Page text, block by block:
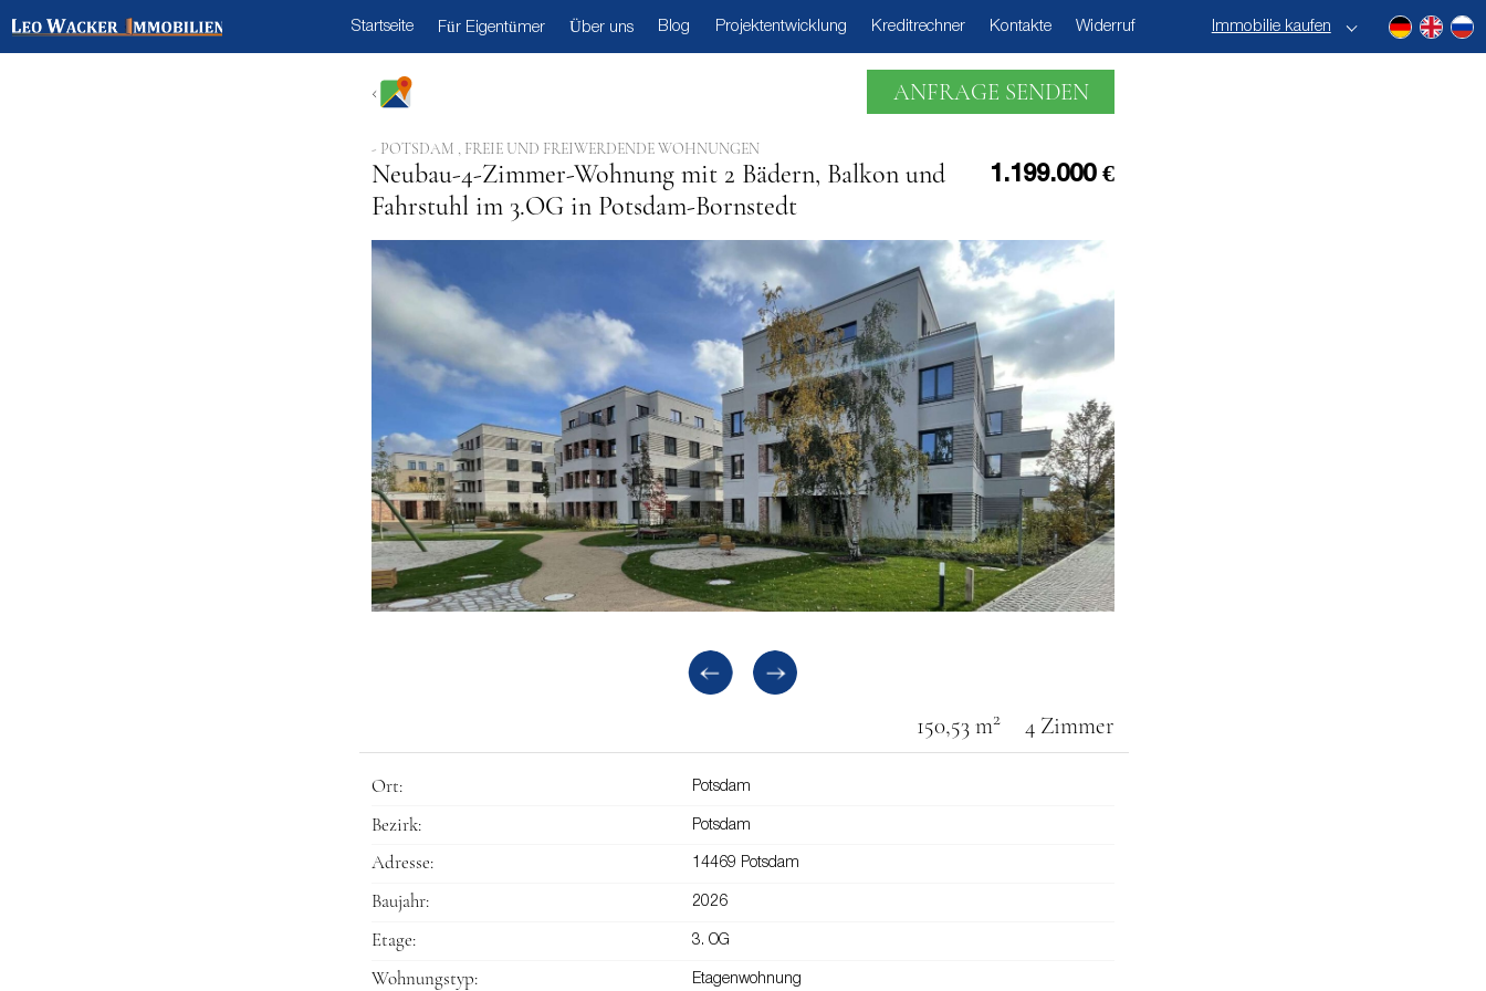
Startseite Für Eigentümer Über uns Blog Projektentwicklung Kreditrechner Kontakte Widerruf Immobilie kaufen
ANFRAGE SENDEN
- POTSDAM , FREIE UND FREIWERDENDE WOHNUNGEN
Neubau-4-Zimmer-Wohnung mit 2 Bädern, Balkon und
Fahrstuhl im 3.OG in Potsdam-Bornstedt
1.199.000 €
150,53 m2 4 Zimmer
Ort: Potsdam
Bezirk: Potsdam
Adresse: 14469 Potsdam
Baujahr: 2026
Etage: 3. OG
Wohnungstyp: Etagenwohnung